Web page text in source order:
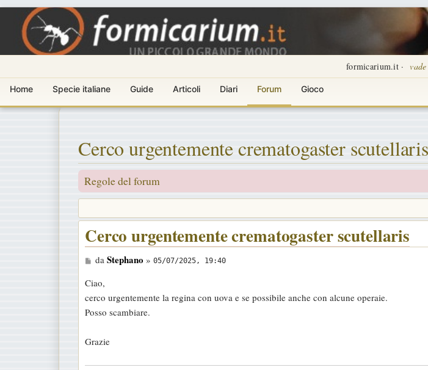
formicarium.it ·
Home Specie italiane Guide Articoli Diari Forum Gioco
Cerco urgentemente crematogaster scutellaris
Regole del forum
Cerco urgentemente crematogaster scutellaris
M
s
s
a
g
da Stephano » 05/07/2025, 19:40
Ciao,
cerco urgentemente la regina con uova e se possibile anche con alcune operaie.
Posso scambiare.
Grazie